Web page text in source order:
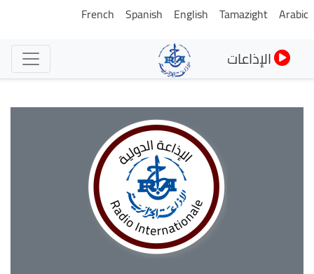
تجاوز
المحتوى
الرئيسي
Tamazight
English
Spanish
French
الإذاعات